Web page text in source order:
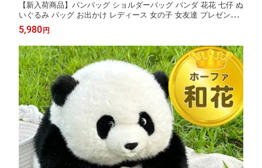
【新入荷商品】パンバッグ ショルダーバッグ パンダ 花花 七仔 ぬ
いぐるみ バッグ お出かけ レディース 女の子 女友達 プレゼント
誕生日 クリスマス ギフト panda 斜め掛け おしゃれ もふもふ 【A
TTOLUCKY】 母の日 ギフト
5,980 円